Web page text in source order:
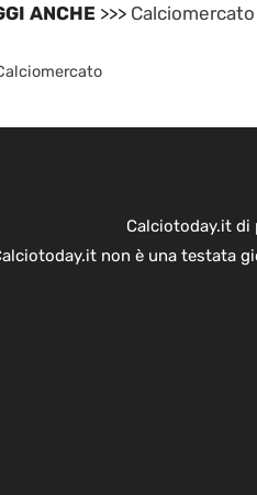
ANCHE >>>
Calciotoday.it di
non è una testata